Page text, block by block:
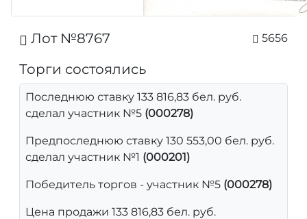
Лот №8767 5656
Торги состоялись
Последнюю ставку 133 816,83 бел. руб.
сделал участник №5 (000278)
Предпоследнюю ставку 130 553,00 бел. руб.
сделал участник №1 (000201)
Победитель торгов - участник №5 (000278)
Цена продажи 133 816,83 бел. руб.